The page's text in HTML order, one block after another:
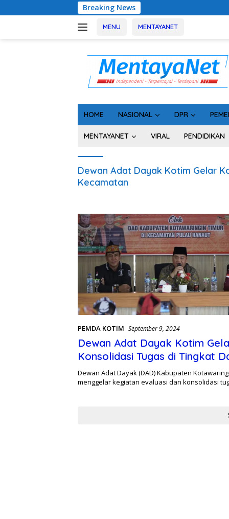
ke
Breaking News
MENU MENTAYANET
HOME NASIONAL DPR
MENTAYANET VIRAL PENDIDIKAN
Dewan Adat Dayak Kotim Gelar
Kecamatan
PEMDA KOTIM September 9, 2024
Dewan Adat Dayak Kotim
Konsolidasi Tugas di Tingkat
Kecamatan
Dewan Adat Dayak (DAD) Kabupaten
menggelar kegiatan evaluasi dan konsolidasi